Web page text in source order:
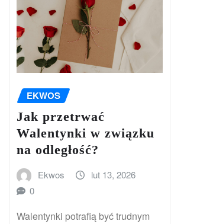
EKWOS
Jak przetrwać
Walentynki w związku
na odległość?
Ekwos
lut 13, 2026
0
Walentynki potrafią być trudnym